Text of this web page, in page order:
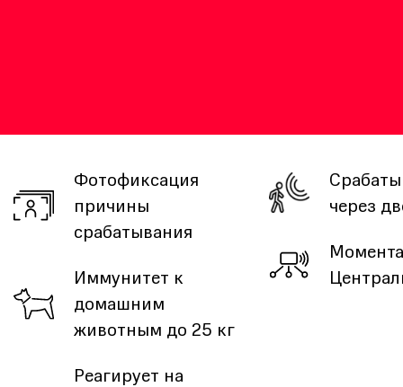
Фотофиксация
причины
срабатывания
Иммунитет к
домашним
животным до 25 кг
Реагирует на
через